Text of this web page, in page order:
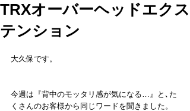
TRXオーバーヘッドエクス
テンション
大久保です。
今週は『背中のモッタリ感が気になる…』と､た
くさんのお客様から同じワードを聞きました。